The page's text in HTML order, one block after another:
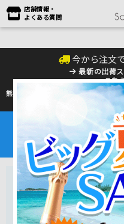
店舗情報・
よくある質問
今から注文
最新の出荷
こち
熊本地震の影響により九州への配送
のHP
夏季の配送は『クール
ワインは25℃以上で劣
6～9月はワインを守る